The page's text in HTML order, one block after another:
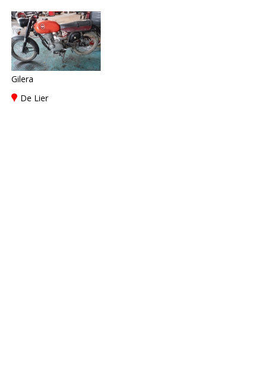
Gilera
De Lier